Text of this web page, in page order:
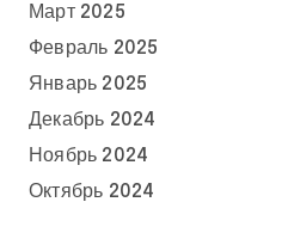
Март 2025
Февраль 2025
Январь 2025
Декабрь 2024
Ноябрь 2024
Октябрь 2024